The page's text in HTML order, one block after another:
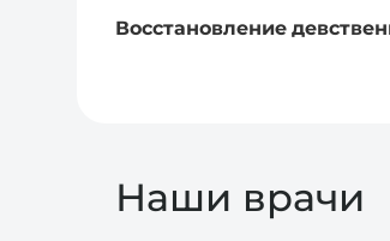
Восстановление
Наши врачи